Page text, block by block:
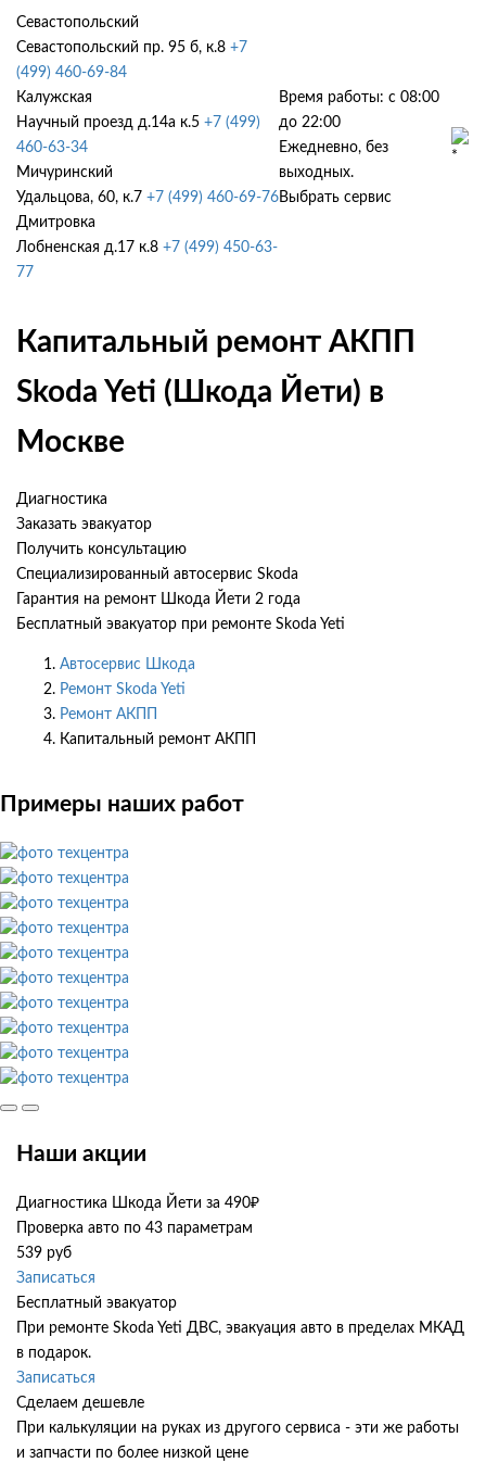
Севастопольский
Севастопольский пр. 95 б, к.8 +7
(499) 460-69-84
Калужская
Научный проезд д.14а к.5 +7 (499)
460-63-34
Мичуринский
Удальцова, 60, к.7 +7 (499) 460-69-76
Дмитровка
Лобненская д.17 к.8 +7 (499) 450-63-
77
Время работы: с 08:00
до 22:00
Ежедневно, без
выходных.
Выбрать сервис
Капитальный ремонт АКПП
Skoda Yeti (Шкода Йети) в
Москве
Диагностика
Заказать эвакуатор
Получить консультацию
Специализированный автосервис Skoda
Гарантия на ремонт Шкода Йети 2 года
Бесплатный эвакуатор при ремонте Skoda Yeti
Автосервис Шкода
Ремонт Skoda Yeti
Ремонт АКПП
Капитальный ремонт АКПП
Примеры наших работ
Наши акции
Диагностика Шкода Йети за 490₽
Проверка авто по 43 параметрам
539 руб
Записаться
Бесплатный эвакуатор
При ремонте Skoda Yeti ДВС, эвакуация авто в пределах МКАД
в подарок.
Записаться
Сделаем дешевле
При калькуляции на руках из другого сервиса - эти же работы
и запчасти по более низкой цене